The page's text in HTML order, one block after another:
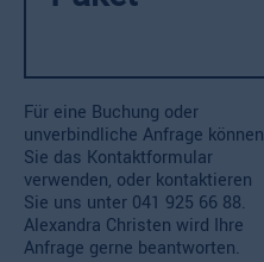
Für eine Buchung oder
unverbindliche Anfrage können
Sie das Kontaktformular
verwenden, oder kontaktieren
Sie uns unter 041 925 66 88.
Alexandra Christen wird Ihre
Anfrage gerne beantworten.